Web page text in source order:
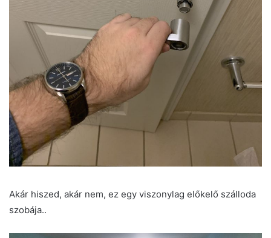
Akár hiszed, akár nem, ez egy viszonylag előkelő szálloda
szobája..